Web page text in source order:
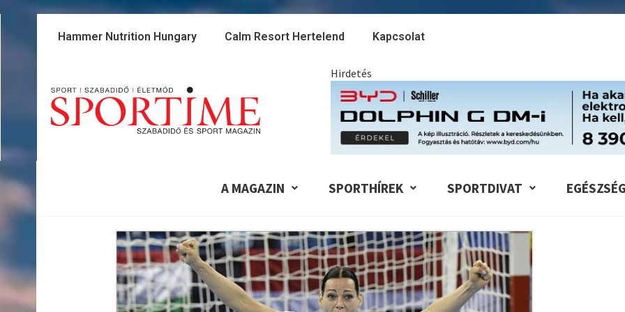
Hammer Nutrition Hungary Calm Resort Hertelend Kapcsolat
Hirdetés
A MAGAZIN SPORTHÍREK SPORTDIVAT EGÉSZSÉG